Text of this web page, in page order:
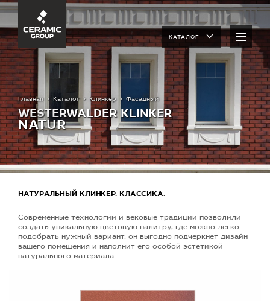
КАТАЛОГ
Главная Каталог Клинкер Фасадный
WESTERWALDER KLINKER
NATUR
НАТУРАЛЬНЫЙ КЛИНКЕР. КЛАССИКА.
Современные технологии и вековые традиции позволили
создать уникальную цветовую палитру, где можно легко
подобрать нужный вариант, он выгодно подчеркнет дизайн
вашего помещения и наполнит его особой эстетикой
натурального материала.